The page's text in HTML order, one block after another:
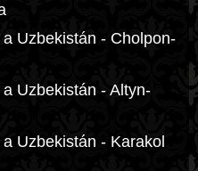
Uzbekistán - Cholpon-
Uzbekistán - Altyn-
Uzbekistán - Karakol